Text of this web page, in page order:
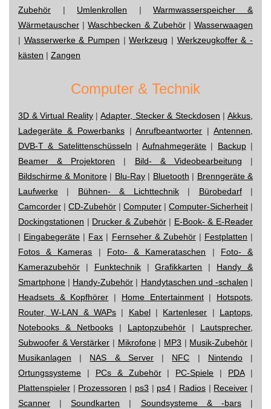
Zubehör | Umlenkrollen |Warmwasserspeicher &
Wärmetauscher |Waschbecken & Zubehör|Wasserwaagen
| Wasserwerke & Pumpen |Werkzeug | Werkzeugkoffer & -
kästen | Zangen
Computer & Technik
3D & Virtual Reality|Adapter, Stecker & Steckdosen |Akkus,
Ladegeräte & Powerbanks|Anrufbeantworter |Antennen,
DVB-T & Satelittenschüsseln |Aufnahmegeräte | Backup|
Beamer & Projektoren | Bild- & Videobearbeitung |
Bildschirme & Monitore| Blu-Ray| Bluetooth | Brenngeräte &
Laufwerke | Bühnen- & Lichttechnik| Bürobedarf|
Camcorder | CD-Zubehör | Computer | Computer-Sicherheit |
Dockingstationen | Drucker & Zubehör| E-Book- & E-Reader
| Eingabegeräte | Fax | Fernseher & Zubehör| Festplatten |
Fotos & Kameras | Foto- & Kamerataschen | Foto- &
Kamerazubehör | Funktechnik|Grafikkarten | Handy &
Smartphone | Handy-Zubehör | Handytaschen und -schalen |
Headsets & Kopfhörer | Home Entertainment| Hotspots,
Router, W-LAN & WAPs | Kabel| Kartenleser | Laptops,
Notebooks & Netbooks | Laptopzubehör | Lautsprecher,
Subwoofer & Verstärker | Mikrofone| MP3 | Musik-Zubehör |
Musikanlagen | NAS & Server| NFC | Nintendo|
Ortungssysteme | PCs & Zubehör| PC-Spiele | PDA|
Plattenspieler | Prozessoren | ps3 | ps4 | Radios| Receiver |
Scanner |Soundkarten | Soundsysteme & -bars|